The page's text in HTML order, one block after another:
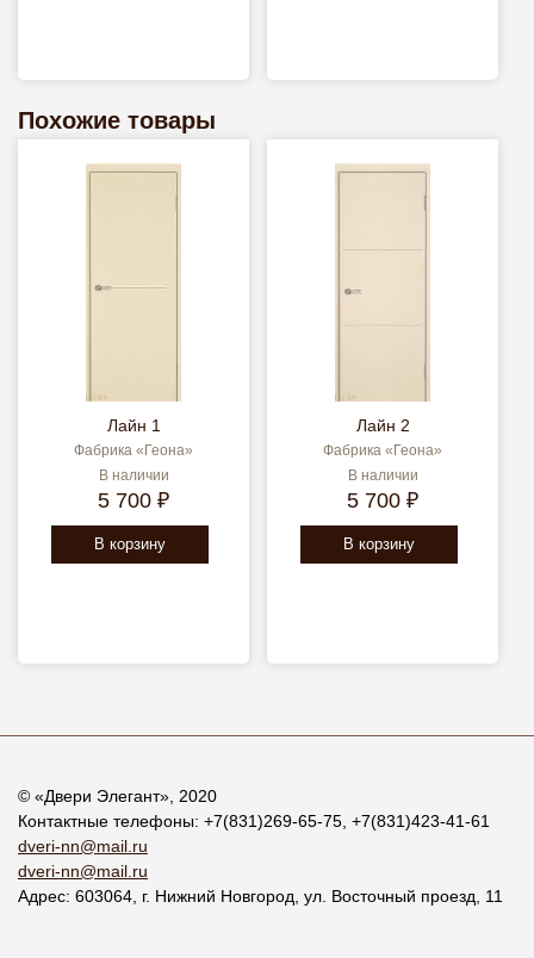
Похожие товары
Лайн 1
Фабрика «Геона»
В наличии
5 700 ₽
В корзину
Лайн 2
Фабрика «Геона»
В наличии
5 700 ₽
В корзину
© «Двери Элегант», 2020
Контактные телефоны: +7(831)269-65-75 +7(831)423-41-61
dveri-nn@mail.ru
dveri-nn@mail.ru
Адрес: 603064 , г. Нижний Новгород ул. Восточный проезд, 11